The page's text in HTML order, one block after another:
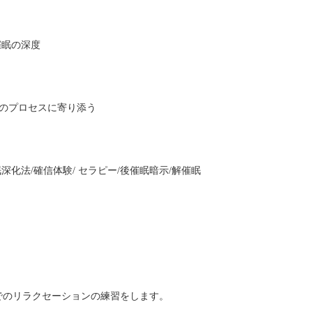
の深度
プロセスに寄り添う
化法/確信体験/ セラピー/後催眠暗示/解催眠
リラクセーションの練習をします。